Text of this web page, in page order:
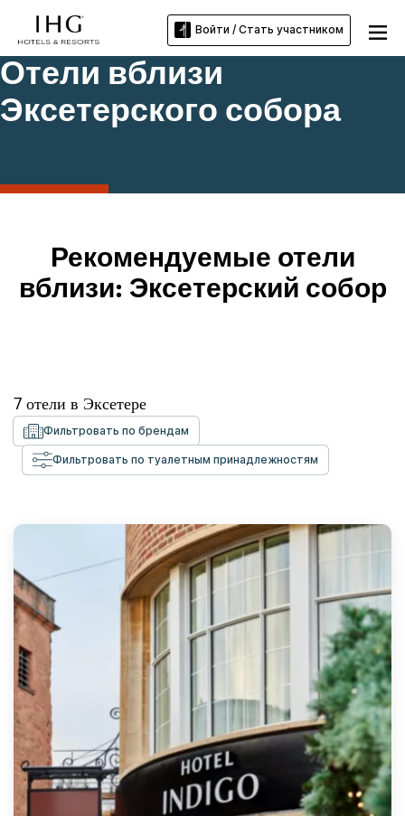
Войти / Стать участником
Отели вблизи
Эксетерского собора
Рекомендуемые отели
вблизи: Эксетерский собор
7 отели в Эксетере
Фильтровать по брендам
Фильтровать по туалетным принадлежностям